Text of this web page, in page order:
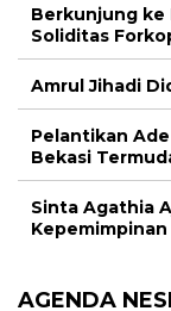
Berkunjung ke
Soliditas
Amrul Jihadi
Pelantikan
Bekasi
Sinta Agathia
AGENDA